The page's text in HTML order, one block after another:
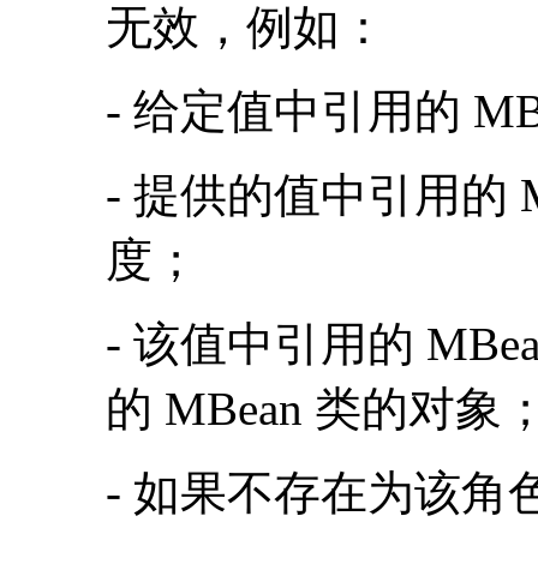
无效，例如：
- 给定值中引用的
- 提供的值中引用的
度；
- 该值中引用的
的 MBean 类的对象
- 如果不存在为该角